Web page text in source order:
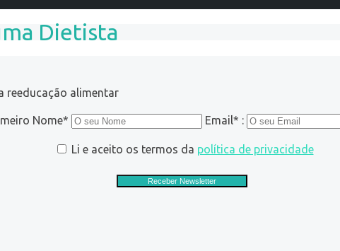
Dietista
reeducação alimentar
Nome* Email* :
Li e aceito os termos da política de privacidade